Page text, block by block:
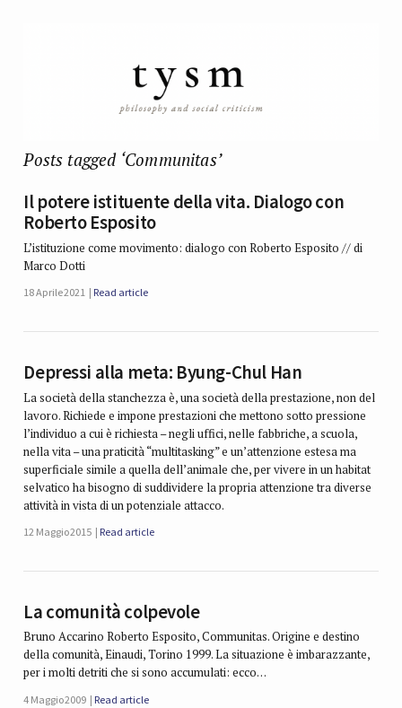
Posts tagged ‘Communitas’
Il potere istituente della vita. Dialogo con
Roberto Esposito
L’istituzione come movimento: dialogo con Roberto Esposito // di
Marco Dotti
18 Aprile 2021 Read article
Depressi alla meta: Byung-Chul Han
La società della stanchezza è, una società della prestazione, non del
lavoro. Richiede e impone prestazioni che mettono sotto pressione
l’individuo a cui è richiesta – negli uffici, nelle fabbriche, a scuola,
nella vita – una praticità “multitasking” e un’attenzione estesa ma
superficiale simile a quella dell’animale che, per vivere in un habitat
selvatico ha bisogno di suddividere la propria attenzione tra diverse
attività in vista di un potenziale attacco.
12 Maggio 2015 Read article
La comunità colpevole
Bruno Accarino Roberto Esposito, Communitas. Origine e destino
della comunità, Einaudi, Torino 1999. La situazione è imbarazzante,
per i molti detriti che si sono accumulati: ecco…
4 Maggio 2009 Read article